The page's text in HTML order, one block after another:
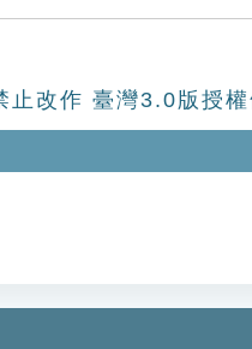
止改作 臺灣3.0版授權